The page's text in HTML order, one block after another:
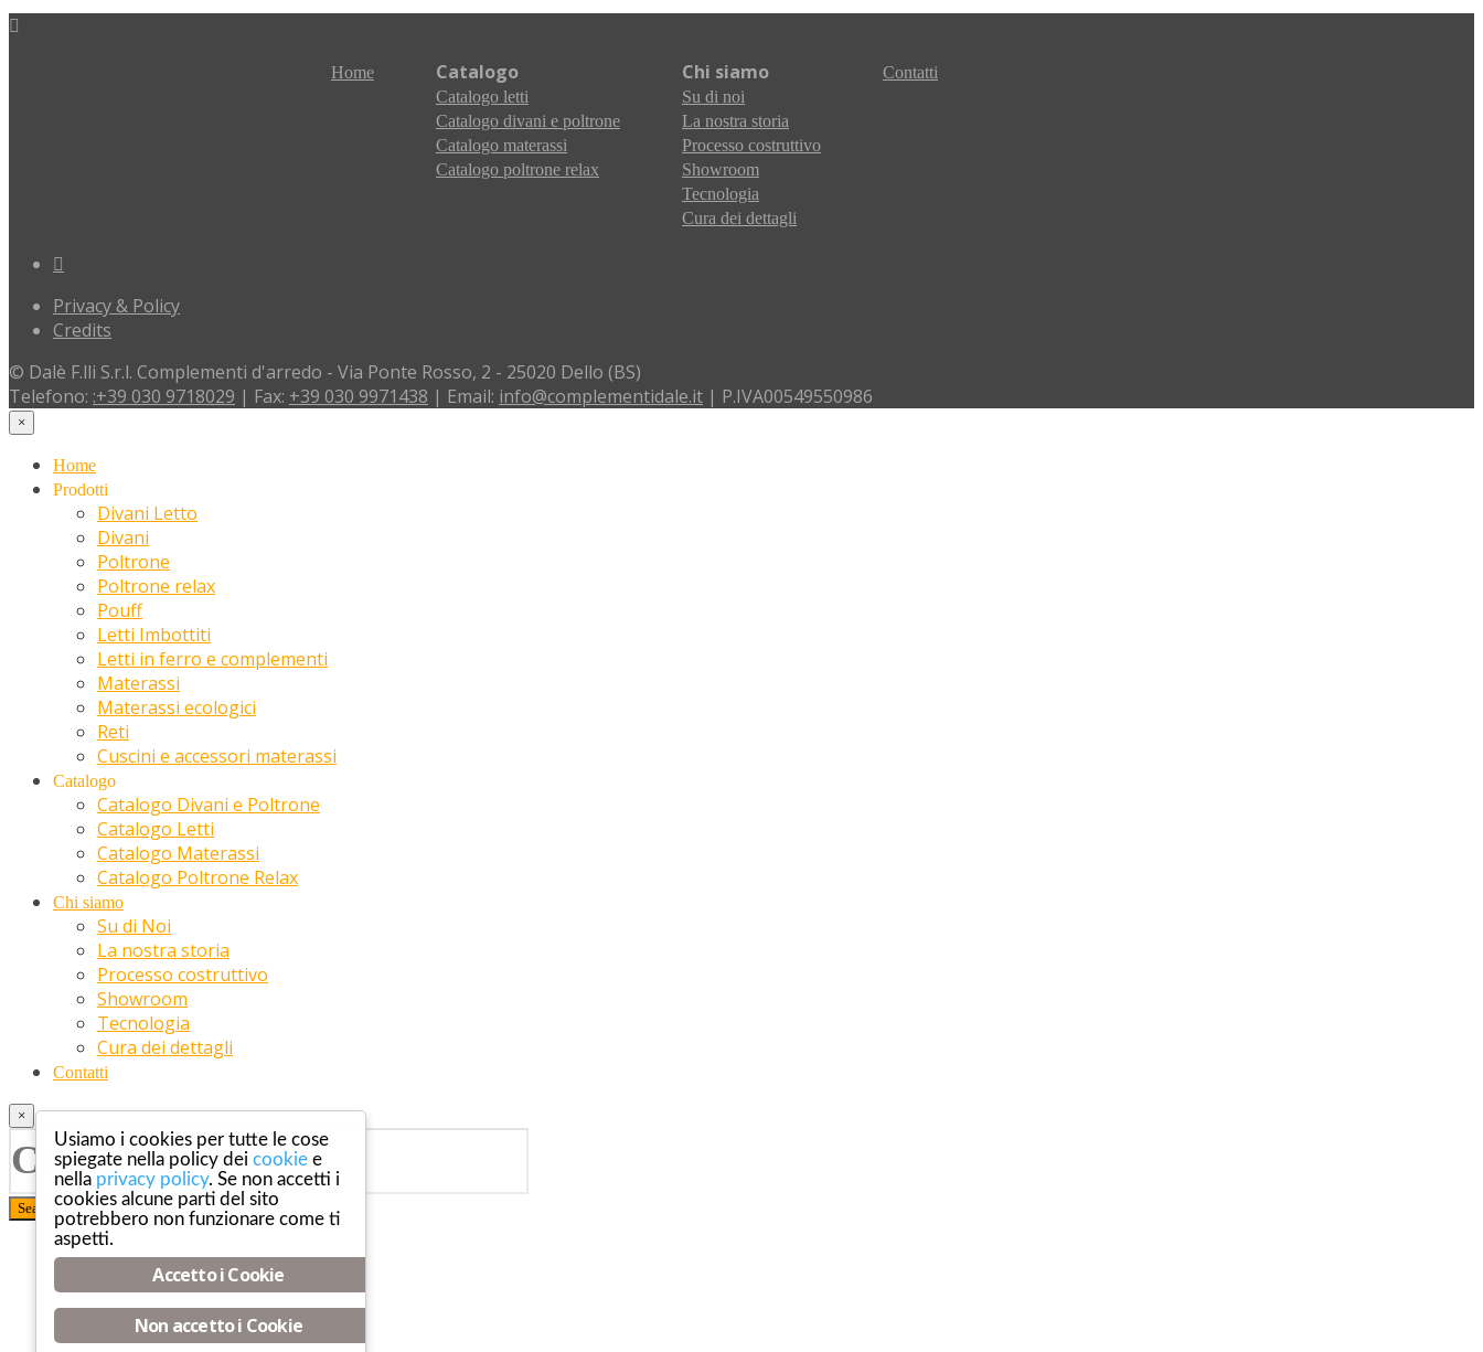
Home Catalogo
Catalogo letti
Catalogo divani e poltrone
Catalogo materassi
Catalogo poltrone relax
Chi siamo
Su di noi
La nostra storia
Processo costruttivo
Showroom
Tecnologia
Cura dei dettagli
Contatti
Privacy & Policy
Credits
© Dalè F.lli S.r.l. Complementi d'arredo - Via Ponte Rosso, 2 - 25020 Dello (BS)
Telefono: :+39 030 9718029 | Fax: +39 030 9971438 | Email: info@complementidale.it | P.IVA00549550986
×
Home
Prodotti
Divani Letto
Divani
Poltrone
Poltrone relax
Pouff
Letti Imbottiti
Letti in ferro e complementi
Materassi
Materassi ecologici
Reti
Cuscini e accessori materassi
Catalogo
Catalogo Divani e Poltrone
Catalogo Letti
Catalogo Materassi
Catalogo Poltrone Relax
Chi siamo
Su di Noi
La nostra storia
Processo costruttivo
Showroom
Tecnologia
Cura dei dettagli
Contatti
×
Usiamo i cookies per tutte le cose
spiegate nella policy dei cookie e
nella privacy policy. Se non accetti i
cookies alcune parti del sito
potrebbero non funzionare come ti
aspetti.
Accetto i Cookie
Non accetto i Cookie